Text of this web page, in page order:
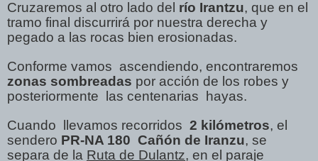
Cruzaremos al otro lado del río Irantzu, que en el
tramo final discurrirá por nuestra derecha y
pegado a las rocas bien erosionadas.
Conforme vamos ascendiendo, encontraremos
zonas sombreadas por acción de los robes y
posteriormente las centenarias hayas.
Cuando llevamos recorridos 2 kilómetros, el
sendero PR-NA 180 Cañón de Iranzu, se
separa de la Ruta de Dulantz, en el paraje